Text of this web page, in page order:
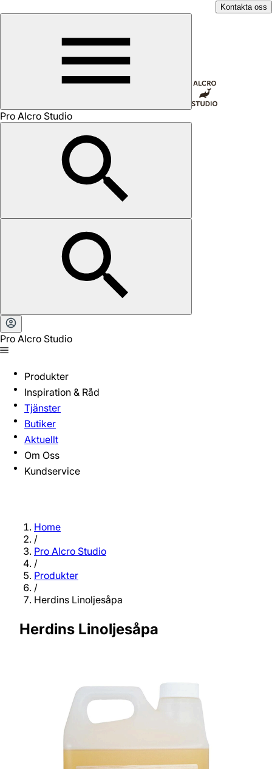
Kontakta oss
Pro Alcro Studio
Pro Alcro Studio
Produkter
Inspiration & Råd
Tjänster
Butiker
Aktuellt
Om Oss
Kundservice
Home
/
Pro Alcro Studio
/
Produkter
/
Herdins Linoljesåpa
Herdins Linoljesåpa